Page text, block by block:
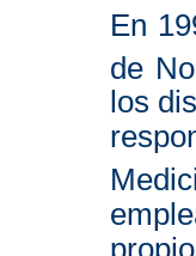
En
de
los